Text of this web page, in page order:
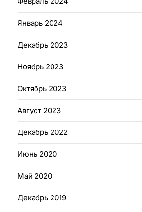
Январь 2024
Декабрь 2023
Ноябрь 2023
Октябрь 2023
Август 2023
Декабрь 2022
Июнь 2020
Май 2020
Декабрь 2019